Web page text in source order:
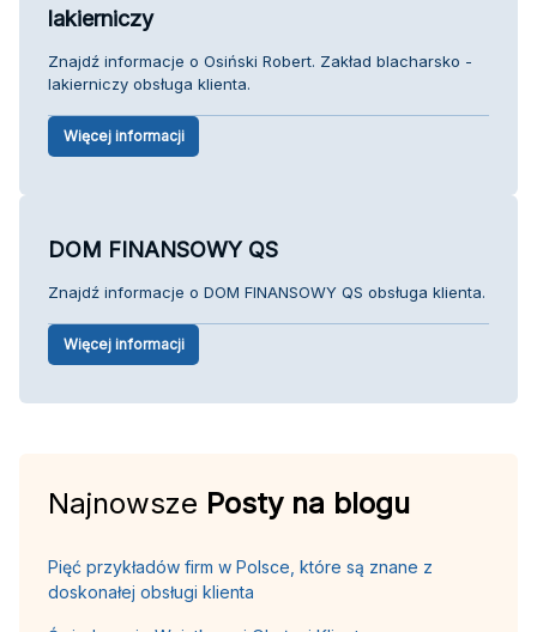
lakierniczy
Znajdź informacje o Osiński Robert. Zakład blacharsko -
lakierniczy obsługa klienta.
Więcej informacji
DOM FINANSOWY QS
Znajdź informacje o DOM FINANSOWY QS obsługa klienta.
Więcej informacji
Najnowsze Posty na blogu
Pięć przykładów firm w Polsce, które są znane z
doskonałej obsługi klienta